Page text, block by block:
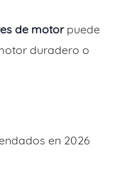
de motorpuede
duradero o
en 2026